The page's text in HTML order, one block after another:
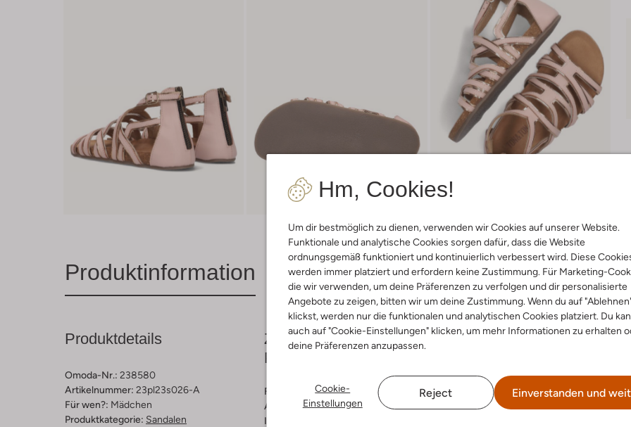
Hm, Cookies!
Um dir bestmöglich zu dienen, verwenden wir Cookies auf unserer Website.
Funktionale und analytische Cookies sorgen dafür, dass die Website
ordnungsgemäß funktioniert und kontinuierlich verbessert wird. Diese
werden immer platziert und erfordern keine Zustimmung. Für Marketing-
die wir verwenden, um deine Präferenzen zu verfolgen und dir personalisierte
Angebote zu zeigen, bitten wir um deine Zustimmung. Wenn du auf
klickst, werden nur die funktionalen und analytischen Cookies platziert. Du
auch auf "Cookie-Einstellungen" klicken, um mehr Informationen zu erhalten
deine Präferenzen anzupassen.
Cookie-
Einstellungen
Reject Einverstanden und
Produktinformation Lieferung & Rückgabe
Produktdetails
Omoda-Nr.: 238580
Artikelnummer: 23pl23s026-A
Für wen?: Mädchen
Produktkategorie: Sandalen
Zusammensetzung &
Passform
Farbe :
Rosa
Außenmaterial:Leder-Optik
Innenmaterial: